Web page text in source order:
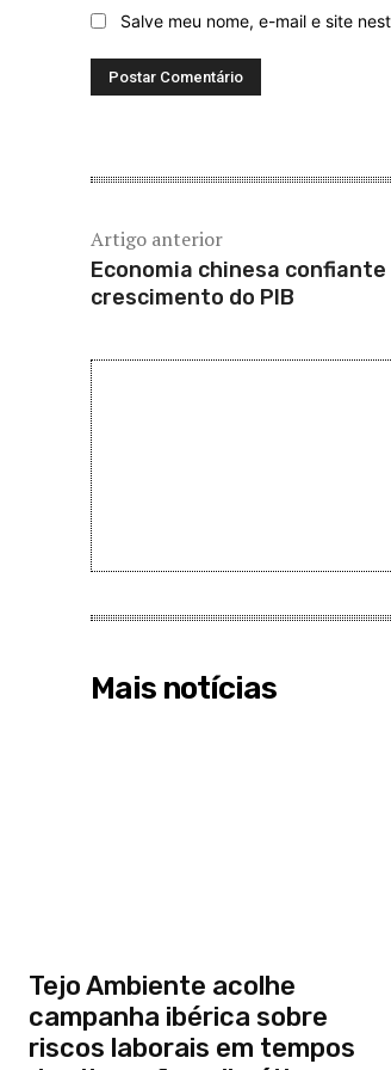
Salve meu nome, e-mail e site
Artigo anterior
Economia chinesa confiante
crescimento do PIB
Mais notícias
Tejo Ambiente acolhe
campanha ibérica sobre
riscos laborais em tempos